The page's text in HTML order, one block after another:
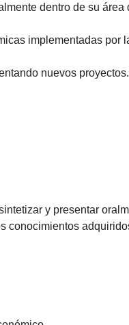
dentro de su
implementadas por
nuevos proyectos.
y presentar